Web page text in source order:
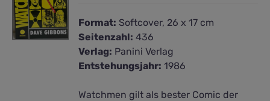
Format: Softcover, 26 x 17 cm
Seitenzahl: 436
Verlag: Panini Verlag
Entstehungsjahr: 1986
Watchmen gilt als bester Comic der